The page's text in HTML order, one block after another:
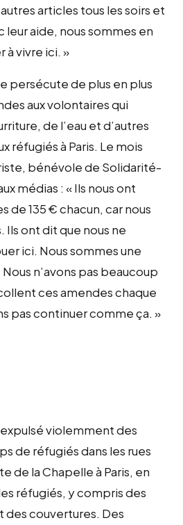
articles tous les soirs et
leur aide, nous sommes en
à vivre ici. »
persécute de plus en plus
aux volontaires qui
de l’eau et d’autres
réfugiés à Paris. Le mois
bénévole de Solidarité-
médias : « Ils nous ont
de 135 € chacun, car nous
Ils ont dit que nous ne
ici. Nous sommes une
n’avons pas beaucoup
ces amendes chaque
pas continuer comme ça. »
violemment des
de réfugiés dans les rues
de la Chapelle à Paris, en
réfugiés, y compris des
des couvertures. Des